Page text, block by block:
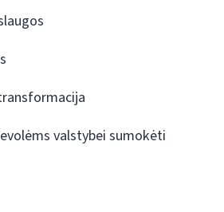
valstybei sumokėti